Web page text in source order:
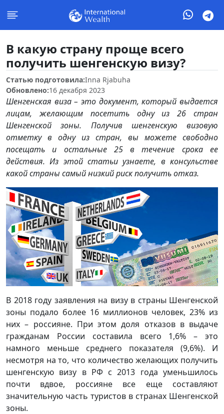
В какую страну проще всего
получить шенгенскую визу?
Статью подготовила:Inna Rjabuha
Обновлено:16 декабря 2023
Шенгенская виза – это документ, который выдается
лицам, желающим посетить одну из 26 стран
Шенгенской зоны. Получив шенгенскую визовую
отметку в одну из стран, вы можете свободно
посещать и остальные 25 в течение срока ее
действия. Из этой статьи узнаете, в консульстве
какой страны самый низкий риск получить отказ.
В 2018 году заявления на визу в страны Шенгенской
зоны подало более 16 миллионов человек, 23% из
них – россияне. При этом доля отказов в выдаче
гражданам России составила всего 1,6% – это
намного меньше среднего показателя (9,6%). И
несмотря на то, что количество желающих получить
шенгенскую визу в РФ с 2013 года уменьшилось
почти вдвое, россияне все еще составляют
значительную часть туристов в странах Шенгенской
зоны.